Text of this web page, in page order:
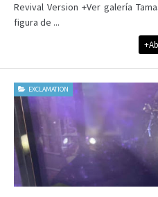
Revival Version +Ver galería
figura de ...
EXCLAMATION